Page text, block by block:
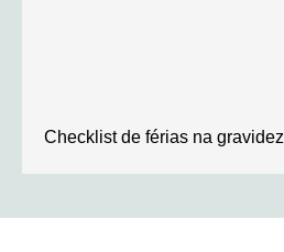
Checklist de férias na gravidez